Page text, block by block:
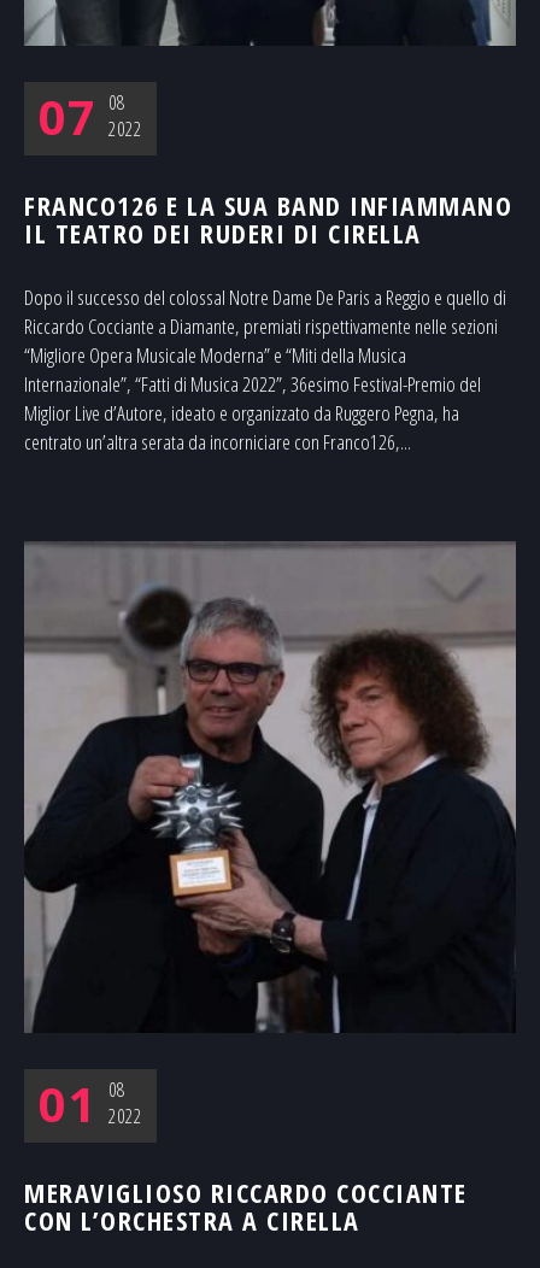
07
08
2022
FRANCO126 E LA SUA BAND INFIAMMANO
IL TEATRO DEI RUDERI DI CIRELLA
Dopo il successo del colossal Notre Dame De Paris a Reggio e quello di
Riccardo Cocciante a Diamante, premiati rispettivamente nelle sezioni
“Migliore Opera Musicale Moderna” e “Miti della Musica
Internazionale”, “Fatti di Musica 2022”, 36esimo Festival-Premio del
Miglior Live d’Autore, ideato e organizzato da Ruggero Pegna, ha
centrato un’altra serata da incorniciare con Franco126,...
01
08
2022
MERAVIGLIOSO RICCARDO COCCIANTE
CON L’ORCHESTRA A CIRELLA